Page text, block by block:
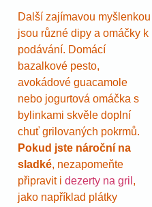
Další zajímavou myšlenkou
jsou různé dipy a omáčky k
podávání. Domácí
bazalkové pesto,
avokádové guacamole
nebo jogurtová omáčka s
bylinkami skvěle doplní
chuť grilovaných pokrmů.
Pokud jste nároční na
sladké, nezapomeňte
připravit i dezerty na gril ,
jako například plátky